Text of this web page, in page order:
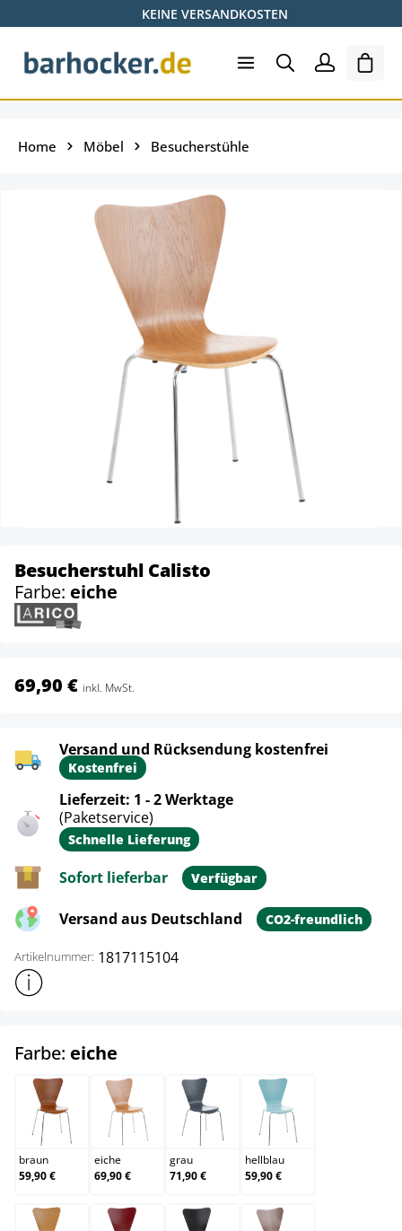
Zum Hauptinhalt springenKEINE VERSANDKOSTEN
Home Möbel Besucherstühle
Besucherstuhl Calisto
Farbe: eiche
69,90 € inkl. MwSt.
Versand und Rücksendung kostenfrei
Kostenfrei
Lieferzeit: 1 - 2 Werktage
(Paketservice)
Schnelle Lieferung
Sofort lieferbar Verfügbar
Versand aus Deutschland CO2-freundlich
Artikelnummer: 1817115104
Weitere Produktinformationen anzeigen
Farbe: eiche
braun
braun
59,90 €
eiche
eiche
69,90 €
grau
grau
71,90 €
hellblau
hellblau
59,90 €